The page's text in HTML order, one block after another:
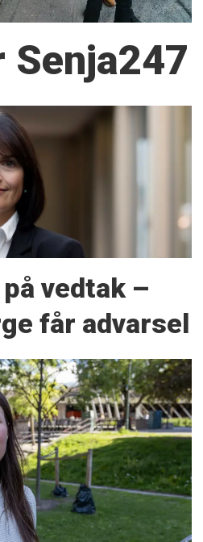
vedtak –
får advarsel